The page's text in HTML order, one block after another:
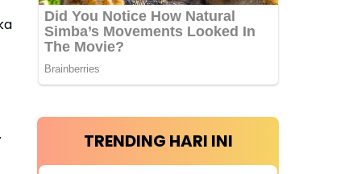
TRENDING HARI INI